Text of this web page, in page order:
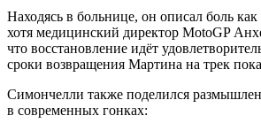
Находясь в больнице, он описал боль
хотя медицинский директор MotoGP
что восстановление идёт
сроки возвращения Мартина на трек
Симончелли также поделился
в современных гонках: